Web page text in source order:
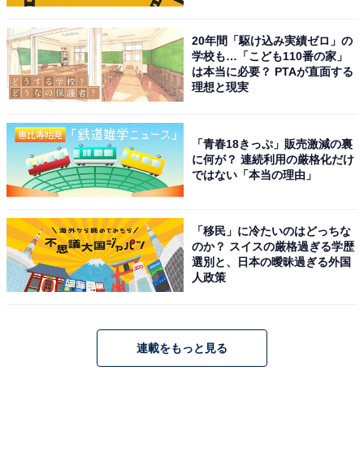
20年間「駆け込み実績ゼロ」の
学校も…「こども110番の家」
は本当に必要？ PTAが直面する
理想と現実
「青春18きっぷ」販売激減の裏
に何が？ 連続利用の厳格化だけ
ではない「本当の理由」
「移民」に冷たいのはどっちな
のか？ スイスの厳格過ぎる学歴
選別と、日本の曖昧過ぎる外国
人政策
連載をもっと見る